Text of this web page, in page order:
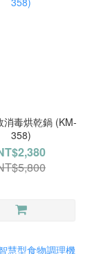
消毒烘乾鍋 (KM-
358)